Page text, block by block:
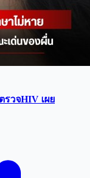
รวจHIV เผย